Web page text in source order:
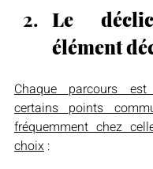
Le
élément
Chaque parcours
certains points
fréquemment chez
choix :